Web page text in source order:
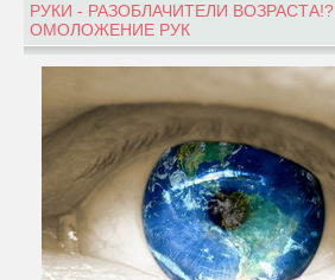
РУКИ - РАЗОБЛАЧИТЕЛИ ВОЗРАСТА!?
ОМОЛОЖЕНИЕ РУК